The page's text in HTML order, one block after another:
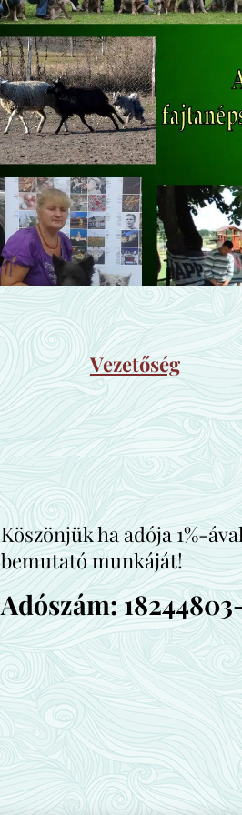
Vezetőség
Köszönjük ha adója 1%-
bemutató munkáját!
Adószám: